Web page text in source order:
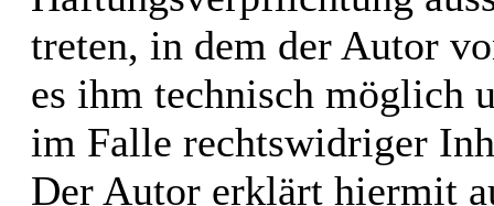
treten, in dem der Autor
es ihm technisch möglich
im Falle rechtswidriger
Der Autor erklärt hiermit